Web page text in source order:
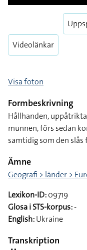
Play
Videolänkar
Visa foton
Formbeskrivning
Hållhanden,
munnen, förs sedan
samtidig som den
Ämne
Geografi > länder >
Lexikon-ID:09719
Glosa i STS-korpus:-
English:Ukraine
Transkription